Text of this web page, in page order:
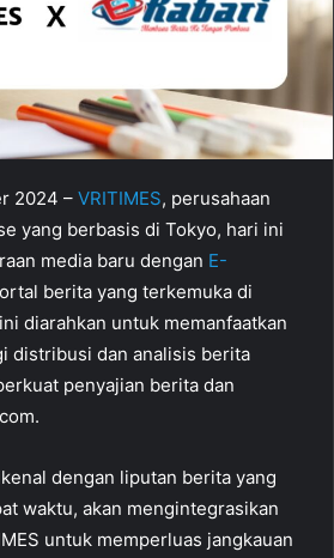
2024 – VRITIMES, perusahaan
yang berbasis di Tokyo, hari ini
media baru dengan E-
berita yang terkemuka di
diarahkan untuk memanfaatkan
distribusi dan analisis berita
penyajian berita dan
dengan liputan berita yang
waktu, akan mengintegrasikan
untuk memperluas jangkauan